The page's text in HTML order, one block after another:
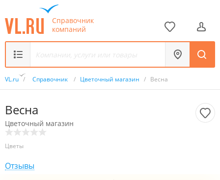
Справочник
компаний
VL.ru / Справочник / Цветочный магазин / Весна
Весна
Цветочный магазин
Цветы
Отзывы